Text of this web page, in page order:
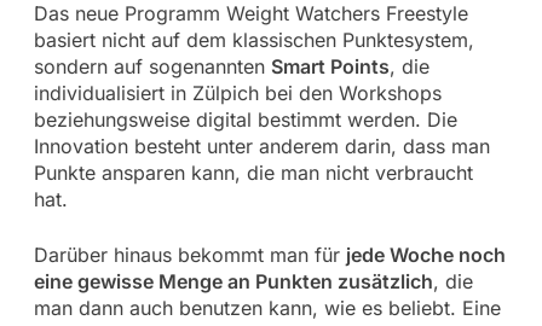
Das neue Programm Weight Watchers Freestyle
basiert nicht auf dem klassischen Punktesystem,
sondern auf sogenannten Smart Points, die
individualisiert in Zülpich bei den Workshops
beziehungsweise digital bestimmt werden. Die
Innovation besteht unter anderem darin, dass man
Punkte ansparen kann, die man nicht verbraucht
hat.
Darüber hinaus bekommt man für jede Woche noch
eine gewisse Menge an Punkten zusätzlich, die
man dann auch benutzen kann, wie es beliebt. Eine